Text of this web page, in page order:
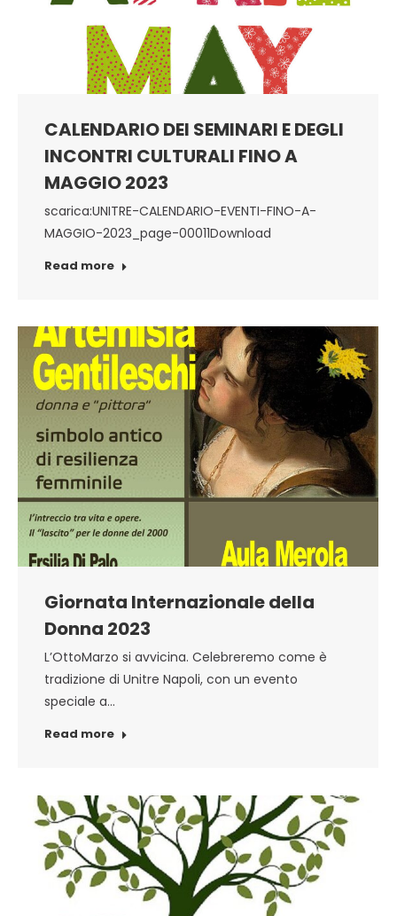
CALENDARIO DEI SEMINARI E DEGLI
INCONTRI CULTURALI FINO A
MAGGIO 2023
scarica:UNITRE-CALENDARIO-EVENTI-FINO-A-
MAGGIO-2023_page-00011Download
Read more
Giornata Internazionale della
Donna 2023
L’OttoMarzo si avvicina. Celebreremo come è
tradizione di Unitre Napoli, con un evento
speciale a…
Read more